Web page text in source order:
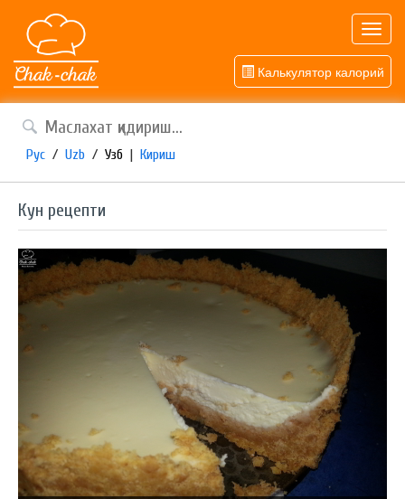
Калькулятор калорий
Рус / Uzb / Узб | Кириш
Кун рецепти